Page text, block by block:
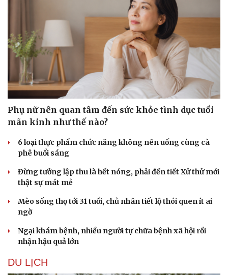
Sức khỏe
Phụ nữ nên quan tâm đến sức khỏe tình dục tuổi
mãn kinh như thế nào?
6 loại thực phẩm chức năng không nên uống cùng cà
phê buổi sáng
Đừng tưởng lập thu là hết nóng, phải đến tiết Xử thử mới
thật sự mát mẻ
Mèo sống thọ tới 31 tuổi, chủ nhân tiết lộ thói quen ít ai
ngờ
Ngại khám bệnh, nhiều người tự chữa bệnh xã hội rồi
nhận hậu quả lớn
DU LỊCH